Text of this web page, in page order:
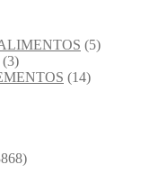
(5)
(3)
(14)